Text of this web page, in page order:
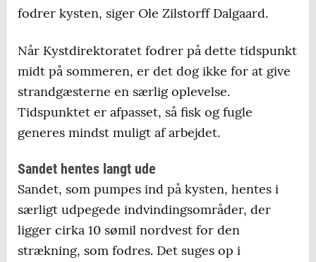
fodrer kysten, siger Ole Zilstorff Dalgaard.
Når Kystdirektoratet fodrer på dette tidspunkt
midt på sommeren, er det dog ikke for at give
strandgæsterne en særlig oplevelse.
Tidspunktet er afpasset, så fisk og fugle
generes mindst muligt af arbejdet.
Sandet hentes langt ude
Sandet, som pumpes ind på kysten, hentes i
særligt udpegede indvindingsområder, der
ligger cirka 10 sømil nordvest for den
strækning, som fodres. Det suges op i